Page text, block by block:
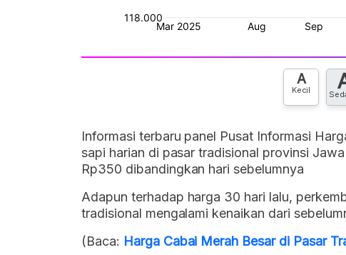
A
Kecil
Informasi terbaru panel Pusat Informasi
sapi harian di pasar tradisional provinsi
Rp350 dibandingkan hari sebelumnya
Adapun terhadap harga 30 hari lalu,
tradisional mengalami kenaikan dari
(Baca: Harga Cabai Merah Besar di Pasar